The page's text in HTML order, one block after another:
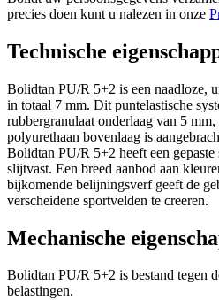
precies doen kunt u nalezen in onze
Technische
Bolidtan PU/R 5+2 is een naadloze,
in totaal 7 mm. Dit puntelastische
rubbergranulaat onderlaag van 5
polyurethaan bovenlaag is
Bolidtan PU/R 5+2 heeft een
slijtvast. Een breed aanbod aan
bijkomende belijningsverf geeft de
verscheidene sportvelden te creeren.
Mechanische
Bolidtan PU/R 5+2 is bestand tegen
belastingen.